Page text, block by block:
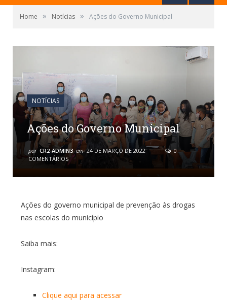
Home » Notícias » Ações do Governo Municipal
NOTÍCIAS
Ações do Governo Municipal
por CR2-ADMIN3 em 24 DE MARÇO DE 2022
0
COMENTÁRIOS
Ações do governo municipal de prevenção às drogas
nas escolas do município
Saiba mais:
Instagram:
Clique aqui para acessar